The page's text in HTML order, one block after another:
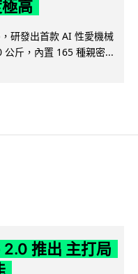
高
研發出首款 AI 性愛機械
公斤，內置 165 種親密...
推出 主打局